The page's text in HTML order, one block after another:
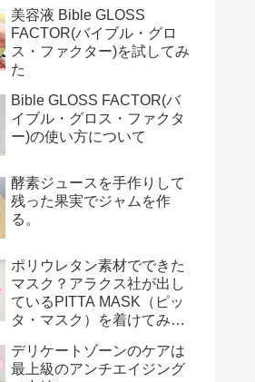
美容液 Bible GLOSS
FACTOR(バイブル・グロ
ス・ファクター)を試してみ
た
Bible GLOSS FACTOR(バ
イブル・グロス・ファクタ
ー)の使い方について
酵素ジュースを手作りして
残った果実でジャムを作
る。
ポリウレタン素材でできた
マスク？アラクス社が出し
ているPITTA MASK（ピッ
タ・マスク）を着けてみま
デリケートゾーンのケアは
最上級のアンチエイジング